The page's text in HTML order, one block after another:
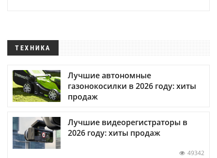
ТЕХНИКА
Лучшие автономные
газонокосилки в 2026 году: хиты
продаж
Лучшие видеорегистраторы в
2026 году: хиты продаж
49342